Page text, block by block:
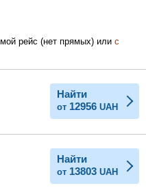
Июль
рейс (нет прямых) или с
Найти
от 12956 UAH
Найти
от 13803 UAH